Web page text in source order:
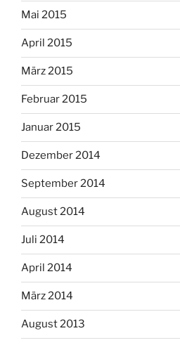
Mai 2015
April 2015
März 2015
Februar 2015
Januar 2015
Dezember 2014
September 2014
August 2014
Juli 2014
April 2014
März 2014
August 2013